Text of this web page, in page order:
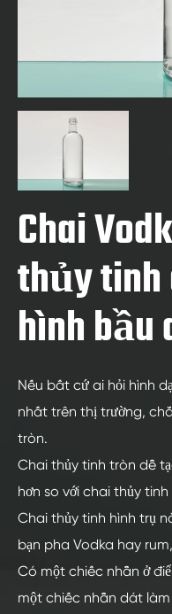
Chai
thủy tinh
hình bầu
Nếu bất cứ ai hỏi hình
nhất trên thị trường,
tròn.
Chai thủy tinh tròn dễ
hơn so với chai thủy
Chai thủy tinh hình trụ
bạn pha Vodka hay
Có một chiếc nhẫn ở
một chiếc nhẫn dát